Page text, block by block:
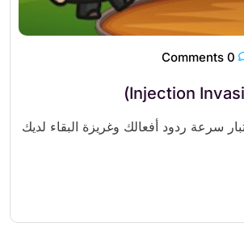
سرعة ردود أفعالك وغريزة البقاء لديك